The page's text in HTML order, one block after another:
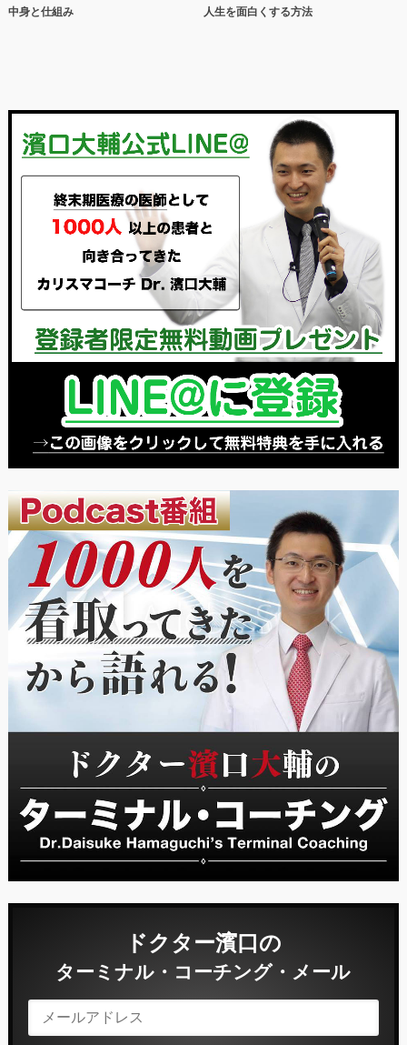
中身と仕組み 人生を面白くする方法
ドクター濱口の
ターミナル・コーチング・メール